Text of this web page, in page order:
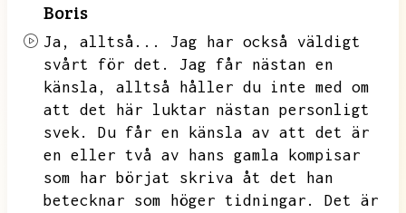
Boris
Ja, alltså...
Jag har också väldigt
svårt för det.
Jag får nästan en
känsla,
alltså håller du inte med om
att det här luktar nästan personligt
svek.
Du får en känsla av att det är
en eller två av hans gamla kompisar
som har börjat skriva åt det han
betecknar som höger tidningar.
Det är